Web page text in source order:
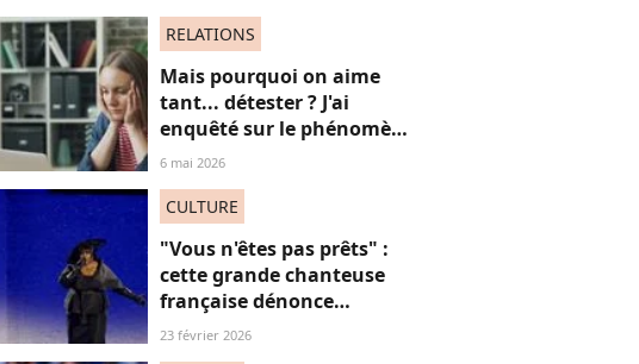
de "diva" absolue
RELATIONS
Mais pourquoi on aime
tant... détester ? J'ai
enquêté sur le phénomène
du "hate watching" (et ça
6 mai 2026
CULTURE
"Vous n'êtes pas prêts" :
cette grande chanteuse
française dénonce
“l’effacement des femmes
23 février 2026